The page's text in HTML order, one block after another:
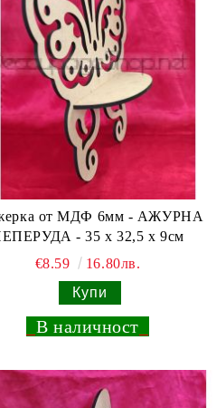
от МДФ 6мм - АЖУРНА
- 35 х 32,5 х 9см
€8.59
16.80лв.
В наличност